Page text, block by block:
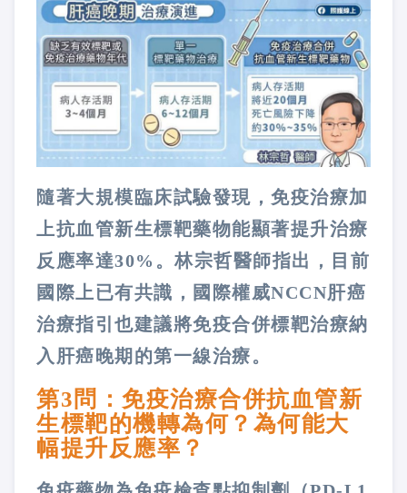
隨著大規模臨床試驗發現，免疫治療加
上抗血管新生標靶藥物能顯著提升治療
反應率達30%。林宗哲醫師指出，目前
國際上已有共識，國際權威NCCN肝癌
治療指引也建議將免疫合併標靶治療納
入肝癌晚期的第一線治療。
第3問：免疫治療合併抗血管新
生標靶的機轉為何？為何能大
幅提升反應率？